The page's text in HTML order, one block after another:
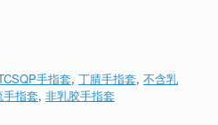
手指套, 丁腈手指套, 不含乳
手指套, 非乳胶手指套